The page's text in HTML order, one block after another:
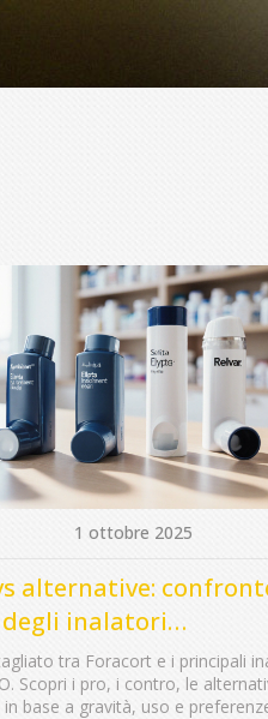
1 ottobre 2025
alternative:
inalatori
Budesonide
tra Foracort e i principali
Scopri i pro, i contro, le
in base a gravità, uso e